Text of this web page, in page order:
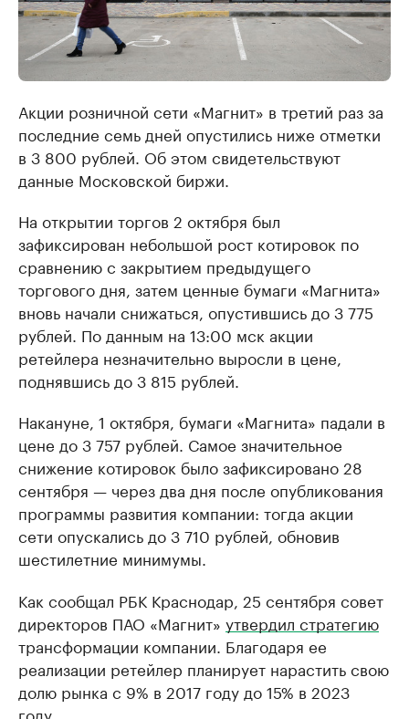
Акции розничной сети «Магнит» в третий раз за
последние семь дней опустились ниже отметки
в 3 800 рублей. Об этом свидетельствуют
данные Московской биржи.
На открытии торгов 2 октября был
зафиксирован небольшой рост котировок по
сравнению с закрытием предыдущего
торгового дня, затем ценные бумаги «Магнита»
вновь начали снижаться, опустившись до 3 775
рублей. По данным на 13:00 мск акции
ретейлера незначительно выросли в цене,
поднявшись до 3 815 рублей.
Накануне, 1 октября, бумаги «Магнита» падали в
цене до 3 757 рублей. Самое значительное
снижение котировок было зафиксировано 28
сентября — через два дня после опубликования
программы развития компании: тогда акции
сети опускались до 3 710 рублей, обновив
шестилетние минимумы.
Как сообщал РБК Краснодар, 25 сентября совет
директоров ПАО «Магнит» утвердил стратегию
трансформации компании. Благодаря ее
реализации ретейлер планирует нарастить свою
долю рынка с 9% в 2017 году до 15% в 2023
году.